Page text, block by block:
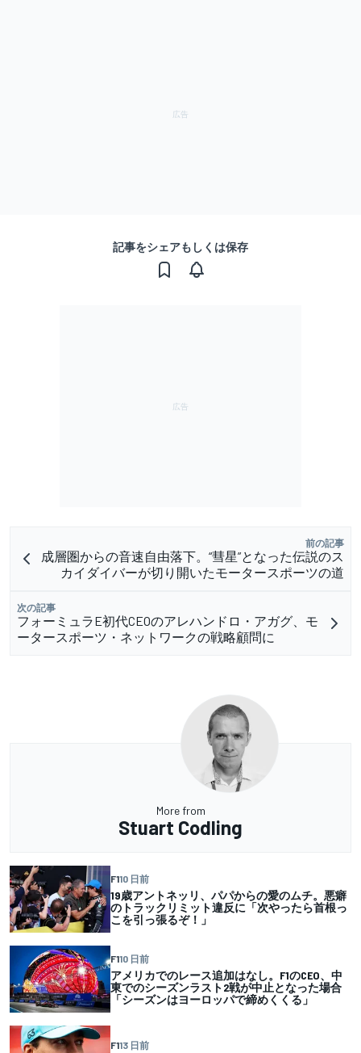
記事をシェアもしくは保存
前の記事
成層圏からの音速自由落下。“彗星”となった伝説のス
カイダイバーが切り開いたモータースポーツの道
次の記事
フォーミュラE初代CEOのアレハンドロ・アガグ、モ
ータースポーツ・ネットワークの戦略顧問に
More from
Stuart Codling
F110 日前
19歳アントネッリ、パパからの愛のムチ。悪癖
のトラックリミット違反に「次やったら首根っ
こを引っ張るぞ！」
F110 日前
アメリカでのレース追加はなし。F1のCEO、中
東でのシーズンラスト2戦が中止となった場合
「シーズンはヨーロッパで締めくくる」
F113 日前